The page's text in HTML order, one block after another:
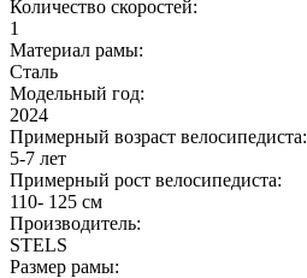
Количество скоростей:
1
Материал рамы:
Сталь
Модельный год:
2024
Примерный возраст велосипедиста:
5-7 лет
Примерный рост велосипедиста:
110- 125 см
Производитель:
STELS
Размер рамы: